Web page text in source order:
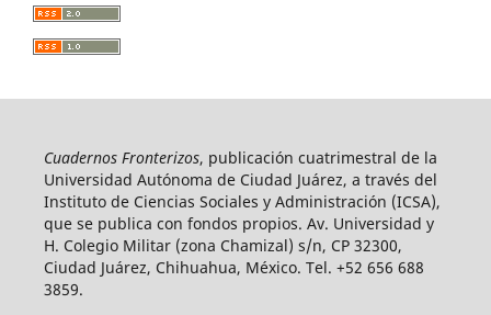
Cuadernos Fronterizos, publicación cuatrimestral de la
Universidad Autónoma de Ciudad Juárez, a través del
Instituto de Ciencias Sociales y Administración (ICSA),
que se publica con fondos propios. Av. Universidad y
H. Colegio Militar (zona Chamizal) s/n, CP 32300,
Ciudad Juárez, Chihuahua, México. Tel. +52 656 688
3859.